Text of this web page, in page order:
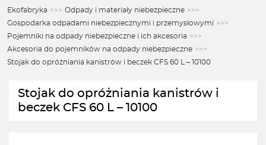
Ekofabryka >>> Odpady i materiały niebezpieczne >>>
Gospodarka odpadami niebezpiecznymi i przemysłowymi >>>
Pojemniki na odpady niebezpieczne i ich akcesoria >>>
Akcesoria do pojemników na odpady niebezpieczne >>>
Stojak do opróżniania kanistrów i beczek CFS 60 L – 10100
Stojak do opróżniania kanistrów i
beczek CFS 60 L – 10100